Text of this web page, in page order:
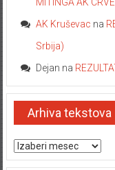
AK Kruševac na
Srbija)
Dejan na
Arhiva tekstova
Arhiva tekstova